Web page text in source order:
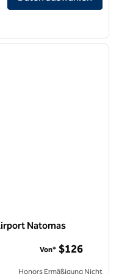
Natomas
Von* $126
Honors Ermäßigung Nicht